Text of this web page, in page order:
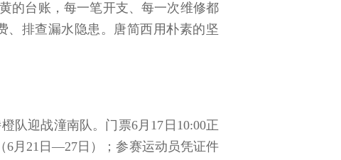
的台账，每一笔开支、每一次维修都
、排查漏水隐患。唐简西用朴素的坚
队迎战潼南队。门票6月17日10:00正
6月21日—27日）；参赛运动员凭证件